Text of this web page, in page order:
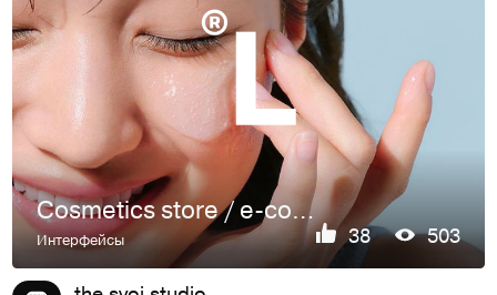
Cosmetics store / e-commerce design
Интерфейсы 38 503